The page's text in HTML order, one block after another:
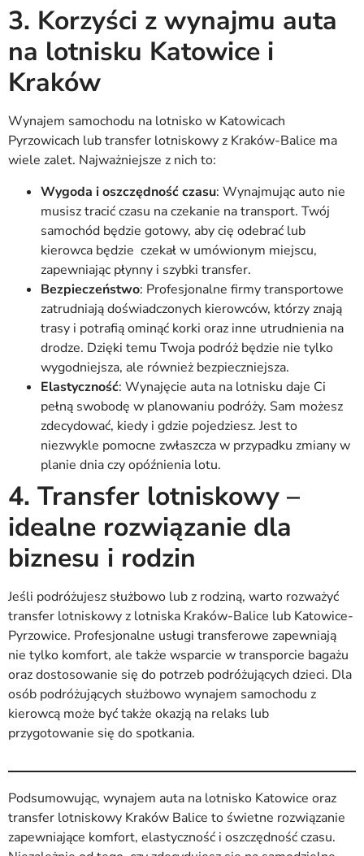
3. Korzyści z wynajmu auta
na lotnisku Katowice i
Kraków
Wynajem samochodu na lotnisko w Katowicach
Pyrzowicach lub transfer lotniskowy z Kraków-Balice ma
wiele zalet. Najważniejsze z nich to:
Wygoda i oszczędność czasu: Wynajmując auto nie
musisz tracić czasu na czekanie na transport. Twój
samochód będzie gotowy, aby cię odebrać lub
kierowca będzie czekał w umówionym miejscu,
zapewniając płynny i szybki transfer.
Bezpieczeństwo: Profesjonalne firmy transportowe
zatrudniają doświadczonych kierowców, którzy znają
trasy i potrafią ominąć korki oraz inne utrudnienia na
drodze. Dzięki temu Twoja podróż będzie nie tylko
wygodniejsza, ale również bezpieczniejsza.
Elastyczność: Wynajęcie auta na lotnisku daje Ci
pełną swobodę w planowaniu podróży. Sam możesz
zdecydować, kiedy i gdzie pojedziesz. Jest to
niezwykle pomocne zwłaszcza w przypadku zmiany w
planie dnia czy opóźnienia lotu.
4. Transfer lotniskowy –
idealne rozwiązanie dla
biznesu i rodzin
Jeśli podróżujesz służbowo lub z rodziną, warto rozważyć
transfer lotniskowy z lotniska Kraków-Balice lub Katowice-
Pyrzowice. Profesjonalne usługi transferowe zapewniają
nie tylko komfort, ale także wsparcie w transporcie bagażu
oraz dostosowanie się do potrzeb podróżujących dzieci. Dla
osób podróżujących służbowo wynajem samochodu z
kierowcą może być także okazją na relaks lub
przygotowanie się do spotkania.
Podsumowując, wynajem auta na lotnisko Katowice oraz
transfer lotniskowy Kraków Balice to świetne rozwiązanie
zapewniające komfort, elastyczność i oszczędność czasu.